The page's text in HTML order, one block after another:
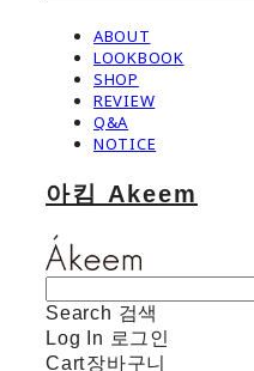
ABOUT
LOOKBOOK
SHOP
REVIEW
Q&A
NOTICE
아킴 Akeem
Search 검색
Log In 로그인
Cart장바구니